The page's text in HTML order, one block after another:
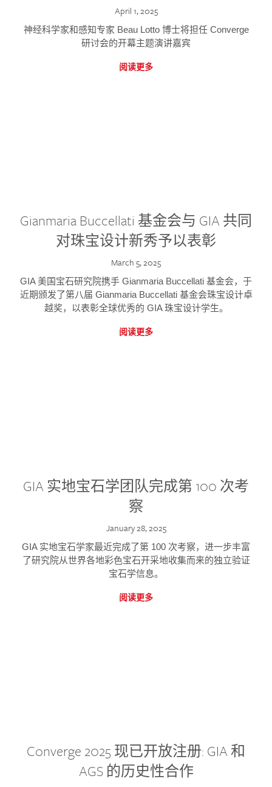
April 1, 2025
神经科学家和感知专家 Beau Lotto 博士将担任 Converge
研讨会的开幕主题演讲嘉宾
阅读更多
Gianmaria Buccellati 基金会与 GIA 共同
对珠宝设计新秀予以表彰
March 5, 2025
GIA 美国宝石研究院携手 Gianmaria Buccellati 基金会，于
近期颁发了第八届 Gianmaria Buccellati 基金会珠宝设计卓
越奖，以表彰全球优秀的 GIA 珠宝设计学生。
阅读更多
GIA 实地宝石学团队完成第 100 次考
察
January 28, 2025
GIA 实地宝石学家最近完成了第 100 次考察，进一步丰富
了研究院从世界各地彩色宝石开采地收集而来的独立验证
宝石学信息。
阅读更多
Converge 2025 现已开放注册: GIA 和
AGS 的历史性合作